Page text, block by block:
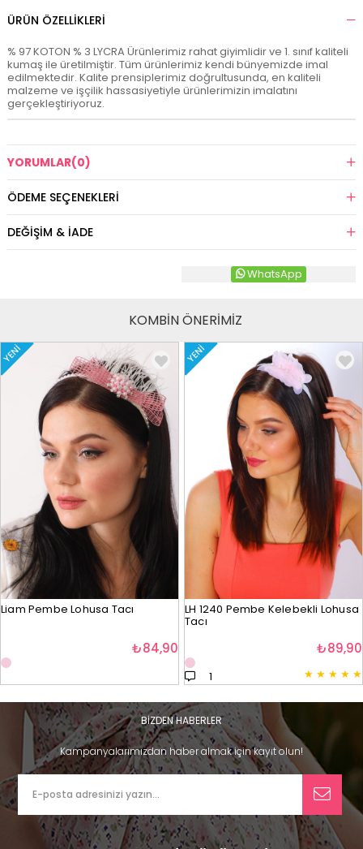
ÜRÜN ÖZELLIKLERI
% 97 KOTON % 3 LYCRA Ürünlerimiz rahat giyimlidir ve 1. sınıf kaliteli
kumaş ile üretilmiştir. Tüm ürünlerimiz kendi bünyemizde imal
edilmektedir. Kalite prensiplerimiz doğrultusunda, en kaliteli
malzeme ve işçilik hassasiyetiyle ürünlerimizin imalatını
gerçekleştiriyoruz.
YORUMLAR(0)
ÖDEME SEÇENEKLERI
DEĞIŞIM & İADE
WhatsApp
KOMBİN ÖNERİMİZ
YENI
Liam Pembe Lohusa Tacı
₺84,90
YENI
LH 1240 Pembe Kelebekli Lohusa
Tacı
★ ★ ★ ★ ★
1
₺89,90
BİZDEN HABERLER
Kampanyalarımızdan haber almak için kayıt olun!